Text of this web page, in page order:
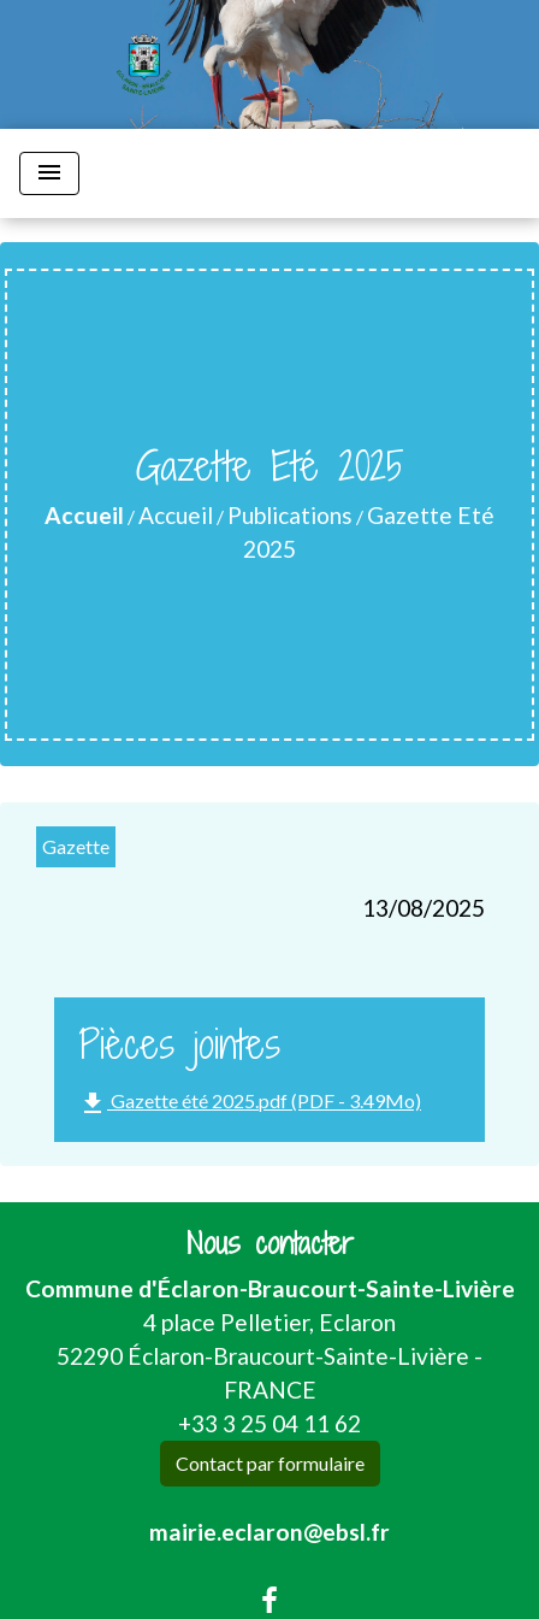
menu
Gazette Eté 2025
Accueil / Accueil / Publications / Gazette Eté
2025
Gazette
13/08/2025
Pièces jointes
file_download Gazette été 2025.pdf (PDF - 3.49Mo)
Nous contacter
Commune d'Éclaron-Braucourt-Sainte-Livière
4 place Pelletier, Eclaron
52290 Éclaron-Braucourt-Sainte-Livière -
FRANCE
+33 3 25 04 11 62
Contact par formulaire
mairie.eclaron@ebsl.fr